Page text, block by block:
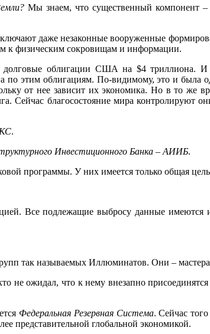
Мы знаем, что существенный компонент
даже незаконные вооруженные
к физическим сокровищам и информации.
облигации США на $4 триллиона.
этим облигациям. По-видимому, это и была
от нее зависит их экономика. Но в то же
Сейчас благосостояние мира контролируют
.
Инвестиционного Банка – АИИБ.
программы. У них имеется только общая
Все подлежащие выбросу данные имеются
так называемых Иллюминатов. Они –
не ожидал, что к нему внезапно
Федеральная Резервная Система. Сейчас
представительной глобальной экономикой.